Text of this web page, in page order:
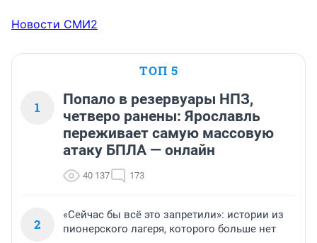
Новости СМИ2
ТОП 5
1
Попало в резервуары НПЗ,
четверо ранены: Ярославль
переживает самую массовую
атаку БПЛА — онлайн
40 137 173
2
«Сейчас бы всё это запретили»: истории из
пионерского лагеря, которого больше нет